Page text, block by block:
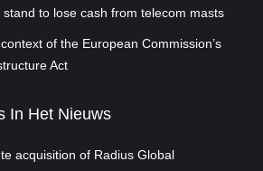
to lose cash from telecom masts
of the European Commission’s
Act
In Het Nieuws
acquisition of Radius Global